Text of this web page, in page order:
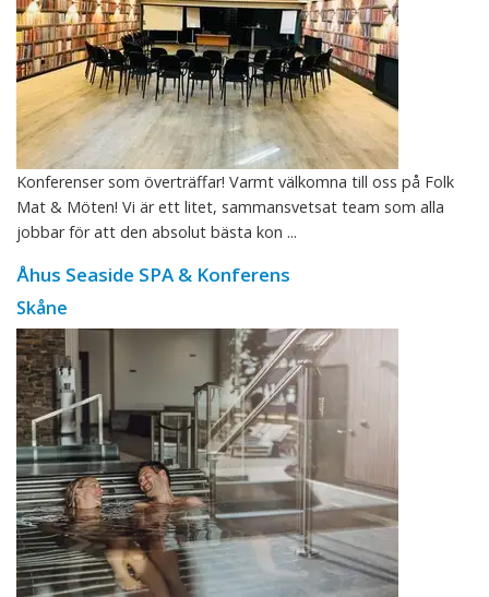
Konferenser som överträffar! Varmt välkomna till oss på Folk
Mat & Möten! Vi är ett litet, sammansvetsat team som alla
jobbar för att den absolut bästa kon ...
Åhus Seaside SPA & Konferens
Skåne